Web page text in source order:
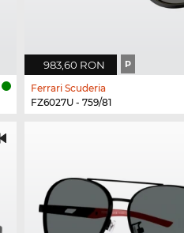
983,60 RON P
Ferrari Scuderia
FZ6027U - 759/81